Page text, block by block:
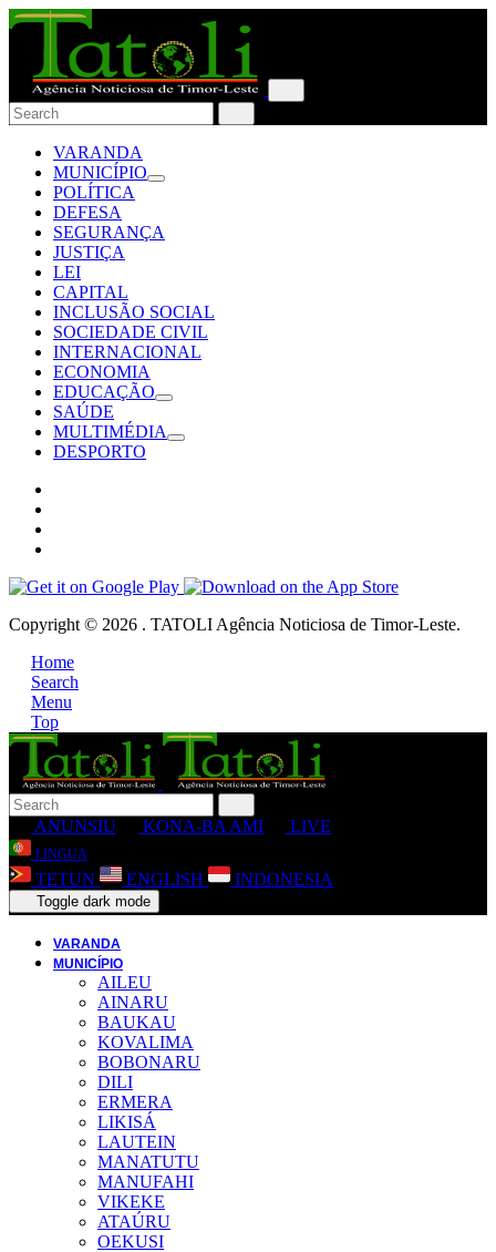
VARANDA
MUNICÍPIO
POLÍTICA
DEFESA
SEGURANÇA
JUSTIÇA
LEI
CAPITAL
INCLUSÃO SOCIAL
SOCIEDADE CIVIL
INTERNACIONAL
ECONOMIA
EDUCAÇÃO
SAÚDE
MULTIMÉDIA
DESPORTO
Copyright © 2026 . TATOLI Agência Noticiosa de Timor-Leste.
Home
Search
Menu
Top
ANUNSIU KONA-BA AMI LIVE
LINGUA
TETUN ENGLISH INDONESIA
Toggle dark mode
VARANDA
MUNICÍPIO
AILEU
AINARU
BAUKAU
KOVALIMA
BOBONARU
DILI
ERMERA
LIKISÁ
LAUTEIN
MANATUTU
MANUFAHI
VIKEKE
ATAÚRU
OEKUSI